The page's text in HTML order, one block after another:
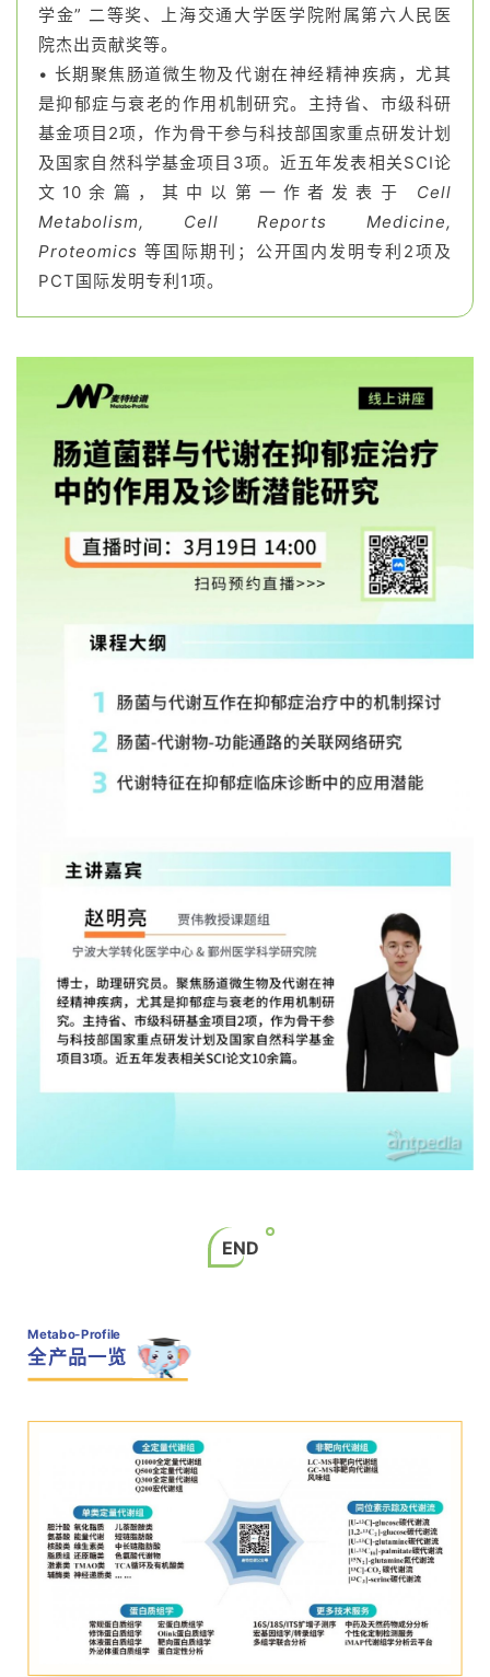
学金” 二等奖、上海交通大学医学院附属第六人民医
院杰出贡献奖等。
• 长期聚焦肠道微生物及代谢在神经精神疾病，尤其
是抑郁症与衰老的作用机制研究。主持省、市级科研
基金项目2项，作为骨干参与科技部国家重点研发计划
及国家自然科学基金项目3项。近五年发表相关SCI论
文10余篇，其中以第一作者发表于 Cell
Metabolism, Cell Reports Medicine,
Proteomics 等国际期刊；公开国内发明专利2项及
PCT国际发明专利1项。
END
Metabo-Profile
全产品一览